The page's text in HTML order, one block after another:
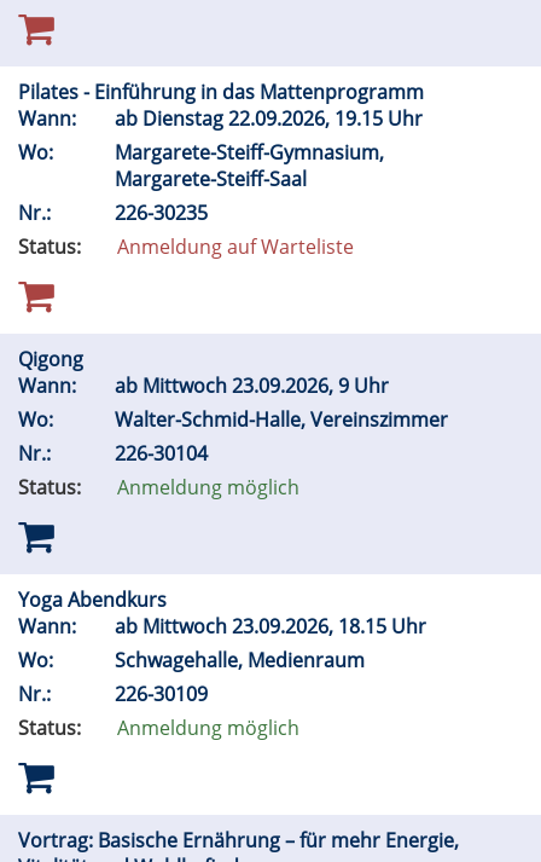
Pilates - Einführung in das Mattenprogramm
Wann:
ab Dienstag 22.09.2026, 19.15 Uhr
Wo:
Margarete-Steiff-Gymnasium,
Margarete-Steiff-Saal
Nr.:
226-30235
Status:
Anmeldung auf Warteliste
Qigong
Wann:
ab Mittwoch 23.09.2026, 9 Uhr
Wo:
Walter-Schmid-Halle, Vereinszimmer
Nr.:
226-30104
Status:
Anmeldung möglich
Yoga Abendkurs
Wann:
ab Mittwoch 23.09.2026, 18.15 Uhr
Wo:
Schwagehalle, Medienraum
Nr.:
226-30109
Status:
Anmeldung möglich
Vortrag: Basische Ernährung – für mehr Energie,